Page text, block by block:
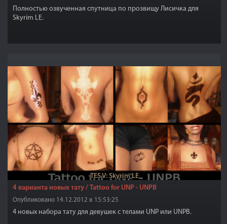
Полностью озвученная спутница по прозвищу Лисичка для
Skyrim LE.
TES V: Skyrim LE
4 варианта новых тату / Tattoo for UNP - UNPB
Опубликовано 14.12.2012 в 15:53:25
4 новых набора тату для девушек с телами UNP или UNPB.